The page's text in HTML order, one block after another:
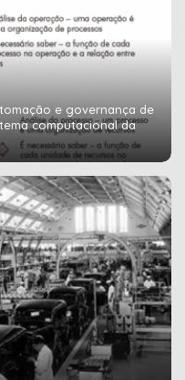
e governança de
computacional da